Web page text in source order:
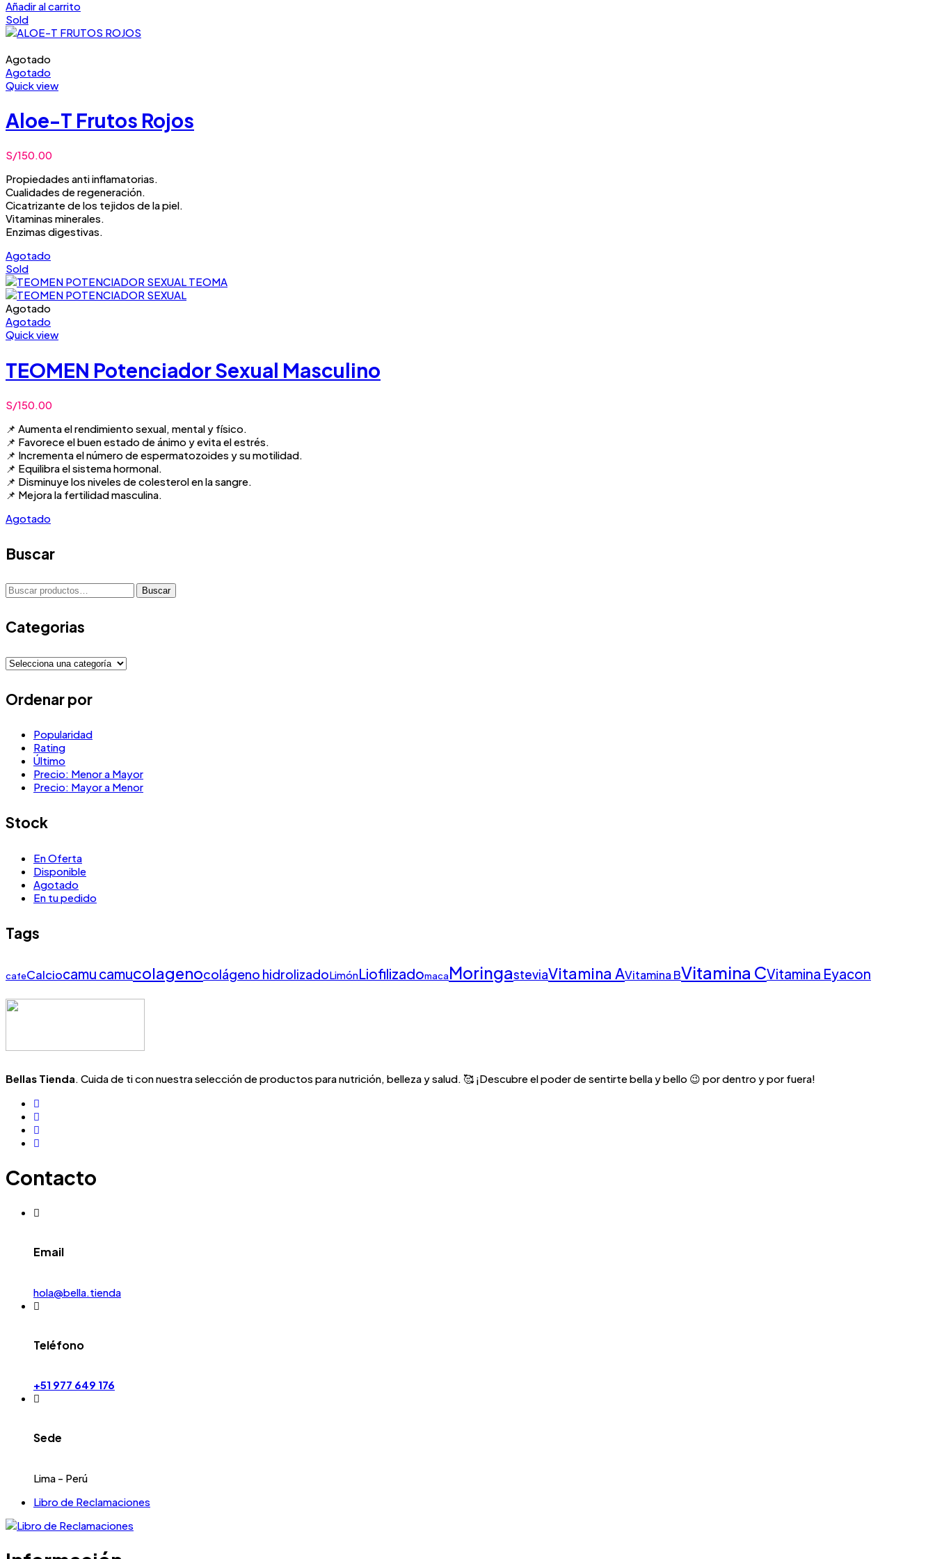
Añadir al carrito
Sold
Agotado
Agotado
Quick view
Aloe-T Frutos Rojos
S/150.00
Propiedades anti inflamatorias.
Cualidades de regeneración.
Cicatrizante de los tejidos de la piel.
Vitaminas minerales.
Enzimas digestivas.
Agotado
Sold
Agotado
Agotado
Quick view
TEOMEN Potenciador Sexual Masculino
S/150.00
📌 Aumenta el rendimiento sexual, mental y físico.
📌 Favorece el buen estado de ánimo y evita el estrés.
📌 Incrementa el número de espermatozoides y su motilidad.
📌 Equilibra el sistema hormonal.
📌 Disminuye los niveles de colesterol en la sangre.
📌 Mejora la fertilidad masculina.
Agotado
Buscar
Buscar
por:
Buscar
Categorias
Ordenar por
Popularidad
Rating
Último
Precio: Menor a Mayor
Precio: Mayor a Menor
Stock
En Oferta
Disponible
Agotado
En tu pedido
Tags
cafeCalciocamu camucolagenocolágeno hidrolizadoLimónLiofilizadomacaMoringasteviaVitamina AVitamina BVitamina CVitamina Eyacon
Bellas Tienda . Cuida de ti con nuestra selección de productos para nutrición, belleza y salud. 🥰 ¡Descubre el poder de sentirte bella y bello 😉 por dentro y por fuera!
Contacto
Email
hola@bella.tienda
Teléfono
+51 977 649 176
Sede
Lima - Perú
Libro de Reclamaciones